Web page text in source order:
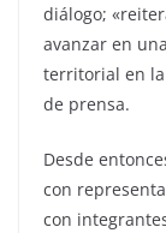
diálogo;
avanzar en
territorial en
de prensa.
Desde
con
con